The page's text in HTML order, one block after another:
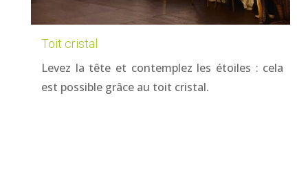
Toit cristal
Levez la tête et contemplez les étoiles : cela
est possible grâce au toit cristal.